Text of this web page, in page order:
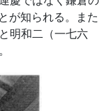
が知られる。また
明和二（一七六